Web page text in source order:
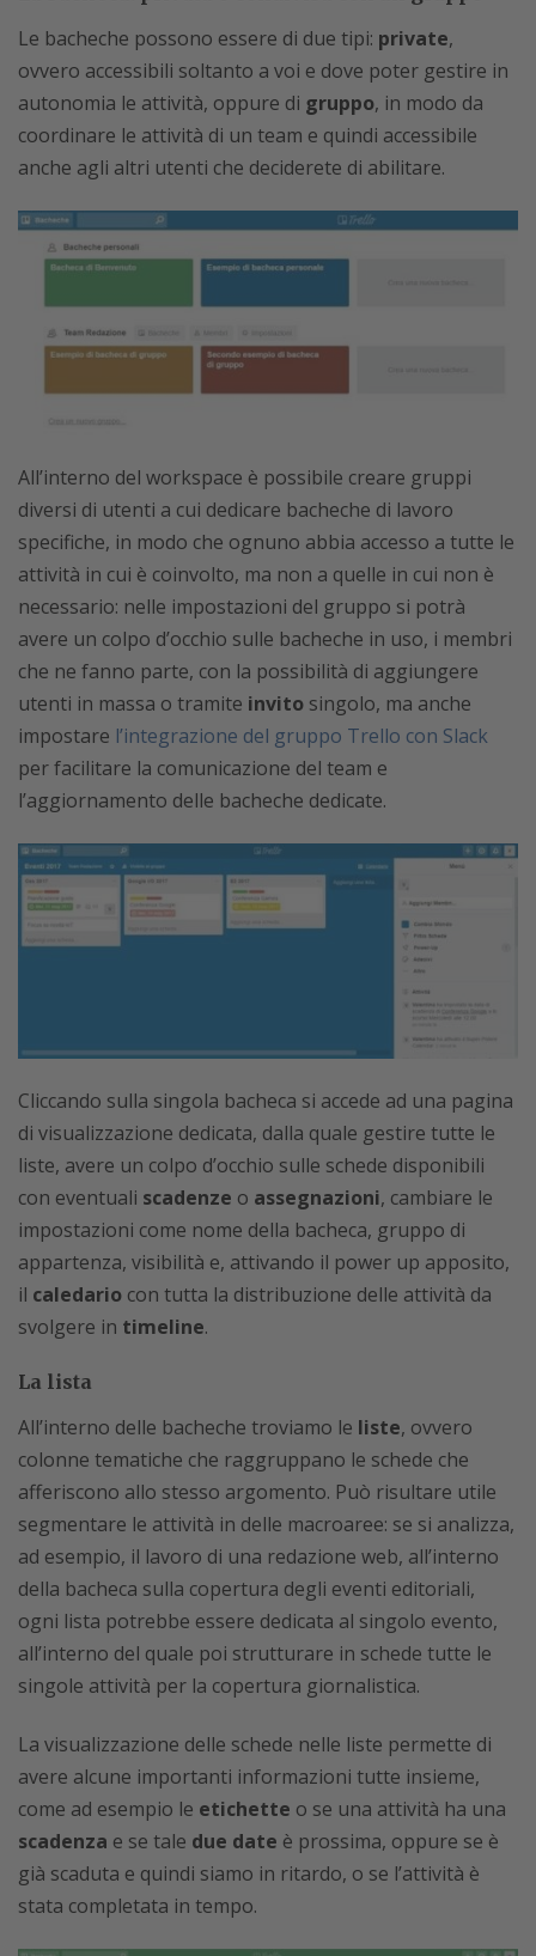
Le bacheche possono essere di due tipi: private,
ovvero accessibili soltanto a voi e dove poter gestire in
autonomia le attività, oppure di gruppo, in modo da
coordinare le attività di un team e quindi accessibile
anche agli altri utenti che deciderete di abilitare.
All’interno del workspace è possibile creare gruppi
diversi di utenti a cui dedicare bacheche di lavoro
specifiche, in modo che ognuno abbia accesso a tutte le
attività in cui è coinvolto, ma non a quelle in cui non è
necessario: nelle impostazioni del gruppo si potrà
avere un colpo d’occhio sulle bacheche in uso, i membri
che ne fanno parte, con la possibilità di aggiungere
utenti in massa o tramite invito singolo, ma anche
impostare l’integrazione del gruppo Trello con Slack
per facilitare la comunicazione del team e
l’aggiornamento delle bacheche dedicate.
Cliccando sulla singola bacheca si accede ad una pagina
di visualizzazione dedicata, dalla quale gestire tutte le
liste, avere un colpo d’occhio sulle schede disponibili
con eventuali scadenze o assegnazioni, cambiare le
impostazioni come nome della bacheca, gruppo di
appartenza, visibilità e, attivando il power up apposito,
il caledario con tutta la distribuzione delle attività da
svolgere in timeline.
La lista
All’interno delle bacheche troviamo le liste, ovvero
colonne tematiche che raggruppano le schede che
afferiscono allo stesso argomento. Può risultare utile
segmentare le attività in delle macroaree: se si analizza,
ad esempio, il lavoro di una redazione web, all’interno
della bacheca sulla copertura degli eventi editoriali,
ogni lista potrebbe essere dedicata al singolo evento,
all’interno del quale poi strutturare in schede tutte le
singole attività per la copertura giornalistica.
La visualizzazione delle schede nelle liste permette di
avere alcune importanti informazioni tutte insieme,
come ad esempio le etichette o se una attività ha una
scadenza e se tale due date è prossima, oppure se è
già scaduta e quindi siamo in ritardo, o se l’attività è
stata completata in tempo.